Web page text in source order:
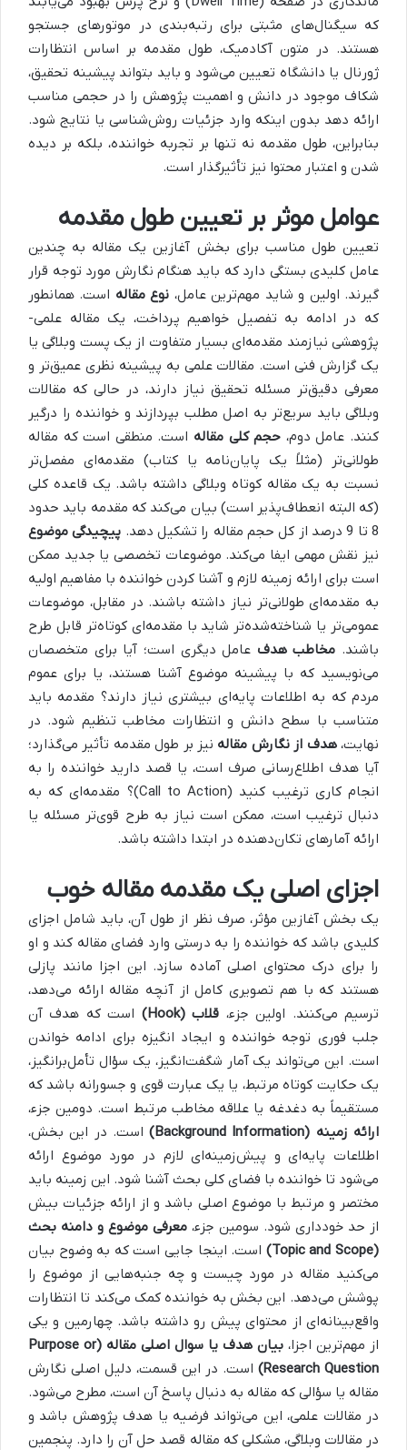
که سیگنال‌های مثبتی برای رتبه‌بندی در موتورهای جستجو
هستند. در متون آکادمیک، طول مقدمه بر اساس انتظارات
ژورنال یا دانشگاه تعیین می‌شود و باید بتواند پیشینه تحقیق،
شکاف موجود در دانش و اهمیت پژوهش را در حجمی مناسب
ارائه دهد بدون اینکه وارد جزئیات روش‌شناسی یا نتایج شود.
بنابراین، طول مقدمه نه تنها بر تجربه خواننده، بلکه بر دیده
شدن و اعتبار محتوا نیز تأثیرگذار است.
عوامل موثر بر تعیین طول مقدمه
تعیین طول مناسب برای بخش آغازین یک مقاله به چندین
عامل کلیدی بستگی دارد که باید هنگام نگارش مورد توجه قرار
گیرند. اولین و شاید مهم‌ترین عامل، نوع مقاله است. همانطور
که در ادامه به تفصیل خواهیم پرداخت، یک مقاله علمی-
پژوهشی نیازمند مقدمه‌ای بسیار متفاوت از یک پست وبلاگی یا
یک گزارش فنی است. مقالات علمی به پیشینه نظری عمیق‌تر و
معرفی دقیق‌تر مسئله تحقیق نیاز دارند، در حالی که مقالات
وبلاگی باید سریع‌تر به اصل مطلب بپردازند و خواننده را درگیر
کنند. عامل دوم، حجم کلی مقاله است. منطقی است که مقاله
طولانی‌تر (مثلاً یک پایان‌نامه یا کتاب) مقدمه‌ای مفصل‌تر
نسبت به یک مقاله کوتاه وبلاگی داشته باشد. یک قاعده کلی
(که البته انعطاف‌پذیر است) بیان می‌کند که مقدمه باید حدود
8 تا 9 درصد از کل حجم مقاله را تشکیل دهد.
پیچیدگی موضوع
نیز نقش مهمی ایفا می‌کند. موضوعات تخصصی یا جدید ممکن
است برای ارائه زمینه لازم و آشنا کردن خواننده با مفاهیم اولیه
به مقدمه‌ای طولانی‌تر نیاز داشته باشند. در مقابل، موضوعات
عمومی‌تر یا شناخته‌شده‌تر شاید با مقدمه‌ای کوتاه‌تر قابل طرح
باشند. مخاطب هدف عامل دیگری است؛ آیا برای متخصصان
می‌نویسید که با پیشینه موضوع آشنا هستند، یا برای عموم
مردم که به اطلاعات پایه‌ای بیشتری نیاز دارند؟ مقدمه باید
متناسب با سطح دانش و انتظارات مخاطب تنظیم شود. در
نهایت،هدف از نگارش مقاله نیز بر طول مقدمه تأثیر می‌گذارد؛
آیا هدف اطلاع‌رسانی صرف است، یا قصد دارید خواننده را به
انجام کاری ترغیب کنید (Call to Action)؟ مقدمه‌ای که به
دنبال ترغیب است، ممکن است نیاز به طرح قوی‌تر مسئله یا
ارائه آمارهای تکان‌دهنده در ابتدا داشته باشد.
اجزای اصلی یک مقدمه مقاله خوب
یک بخش آغازین مؤثر، صرف نظر از طول آن، باید شامل اجزای
کلیدی باشد که خواننده را به درستی وارد فضای مقاله کند و او
را برای درک محتوای اصلی آماده سازد. این اجزا مانند پازلی
هستند که با هم تصویری کامل از آنچه مقاله ارائه می‌دهد،
ترسیم می‌کنند. اولین جزء، قلاب(Hook)
است که هدف آن
جلب فوری توجه خواننده و ایجاد انگیزه برای ادامه خواندن
است. این می‌تواند یک آمار شگفت‌انگیز، یک سؤال تأمل‌برانگیز،
یک حکایت کوتاه مرتبط، یا یک عبارت قوی و جسورانه باشد که
مستقیماً به دغدغه یا علاقه مخاطب مرتبط است. دومین جزء،
ارائه زمینه (Background Information)
است. در این بخش،
اطلاعات پایه‌ای و پیش‌زمینه‌ای لازم در مورد موضوع ارائه
می‌شود تا خواننده با فضای کلی بحث آشنا شود. این زمینه باید
مختصر و مرتبط با موضوع اصلی باشد و از ارائه جزئیات بیش
از حد خودداری شود. سومین جزء، معرفی موضوع و دامنه بحث
(Topic and Scope)
است. اینجا جایی است که به وضوح بیان
می‌کنید مقاله در مورد چیست و چه جنبه‌هایی از موضوع را
پوشش می‌دهد. این بخش به خواننده کمک می‌کند تا انتظارات
واقع‌بینانه‌ای از محتوای پیش رو داشته باشد. چهارمین و یکی
از مهم‌ترین اجزا،
بیان هدف یا سوال اصلی مقاله (Purpose or
Research Question) است. در این قسمت، دلیل اصلی نگارش
مقاله یا سؤالی که مقاله به دنبال پاسخ آن است، مطرح می‌شود.
در مقالات علمی، این می‌تواند فرضیه یا هدف پژوهش باشد و
در مقالات وبلاگی، مشکلی که مقاله قصد حل آن را دارد. پنجمین